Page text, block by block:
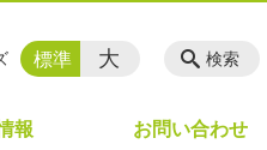
報 お問い合わせ
検索
標準 大